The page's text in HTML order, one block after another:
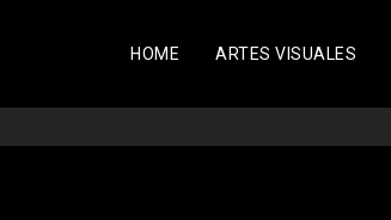
HOME ARTES VISUALES